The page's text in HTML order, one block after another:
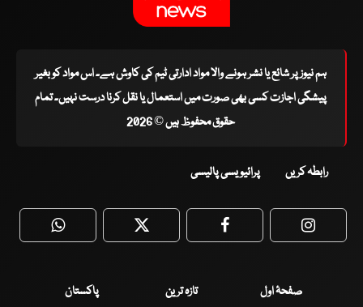
ہم نیوز پر شائع یا نشر ہونے والا مواد ادارتی ٹیم کی کاوش ہے۔ اس مواد کو بغیر
پیشگی اجازت کسی بھی صورت میں استعمال یا نقل کرنا درست نہیں۔ تمام
حقوق محفوظ ہیں © 2026
رابطہ کریں پرائیویسی پالیسی
WhatsApp Twitter Facebook
صفحۂ اول تازہ ترین
پاکستان